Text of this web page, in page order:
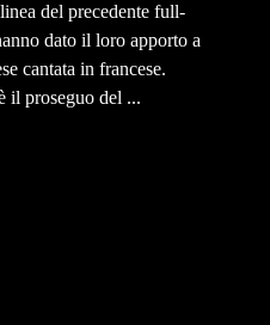
del precedente full-
dato il loro apporto a
cantata in francese.
il proseguo del ...